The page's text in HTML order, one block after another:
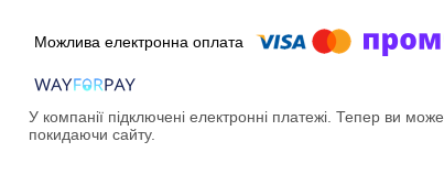
У компанії підключені електронні платежі. Тепер ви
покидаючи сайту.